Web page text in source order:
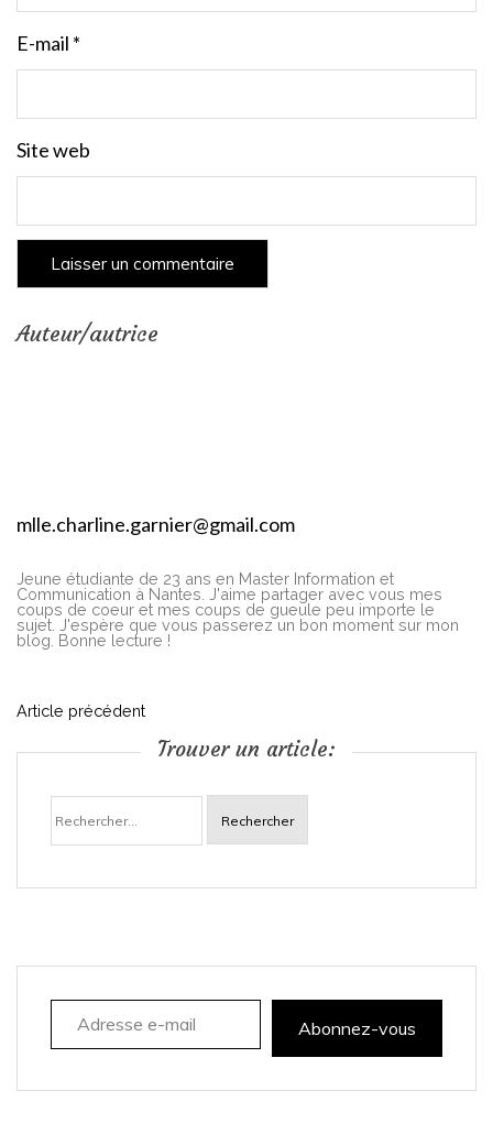
E-mail *
Site web
Auteur/autrice
mlle.charline.garnier@gmail.com
Jeune étudiante de 23 ans en Master Information et
Communication à Nantes. J'aime partager avec vous mes
coups de coeur et mes coups de gueule peu importe le
sujet. J'espère que vous passerez un bon moment sur mon
blog. Bonne lecture !
N
i
a
Article précédent
Trouver un article:
Rechercher :
Adresse e-mail
Abonnez-vous